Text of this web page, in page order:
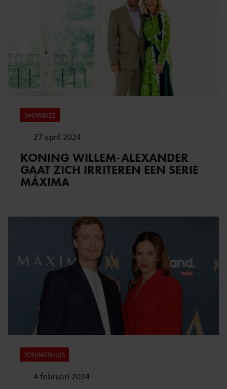
informatie over uw gebruik van onze site met onze
partners voor social media, adverteren en analyse. Deze
partners kunnen deze gegevens combineren met andere
informatie die u aan ze heeft verstrekt of die ze hebben
verzameld op basis van uw gebruik van hun services. U
gaat akkoord met onze cookies als u onze website blijft
SHOWBIZZ
27 april 2024
KONING WILLEM-ALEXANDER
GAAT ZICH IRRITEREN EEN SERIE
MÁXIMA
KONINGSHUIS
4 februari 2024